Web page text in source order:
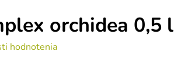
orchidea 0,5 l
hodnotenia